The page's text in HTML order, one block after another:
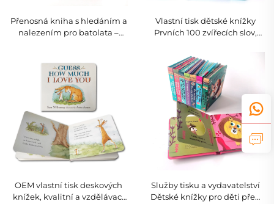
Přenosná kniha s hledáním a
nalezením pro batolata –
Vlastní tisk dětské knížky
Prvních 100 zvířecích slov,
pevnou vazbou
OEM vlastní tisk deskových
knížek, kvalitní a vzdělávací
Služby tisku a vydavatelství
Dětské knížky pro děti před